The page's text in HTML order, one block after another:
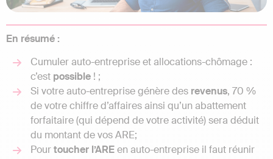
En résumé :
Cumuler auto-entreprise et allocations-chômage :
c’est possible ! ;
Si votre auto-entreprise génère des revenus, 70 %
de votre chiffre d’affaires ainsi qu’un abattement
forfaitaire (qui dépend de votre activité) sera déduit
du montant de vos ARE;
Pourtoucher l’AREen auto-entreprise il faut réunir